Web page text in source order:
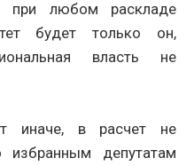
при любом раскладе
будет только он,
власть не
иначе, в расчет не
избранным депутатам